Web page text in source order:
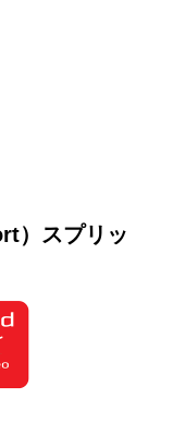
）スプリッ